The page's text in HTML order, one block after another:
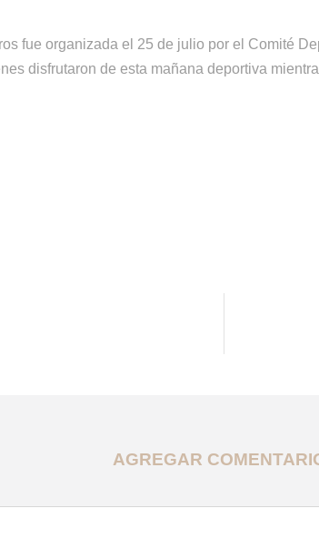
fue organizada el 25 de julio por el Comité
disfrutaron de esta mañana deportiva
AGREGAR